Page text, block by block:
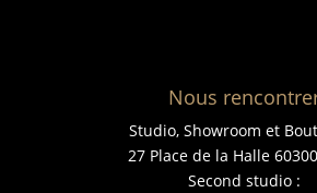
Nous
Studio, Showroom et
27 Place de la Halle
Second studio :